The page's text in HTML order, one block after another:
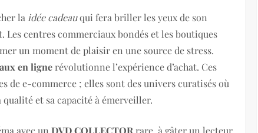
la idée cadeauqui fera briller les yeux de son
centres commerciaux bondés et les boutiques
un moment de plaisir en une source de stress.
en ligne révolutionne l’expérience d’achat. Ces
de e-commerce ; elles sont des univers curatisés où
et sa capacité à émerveiller.
avec unDVD COLLECTOR rare, à gâter un lecteur